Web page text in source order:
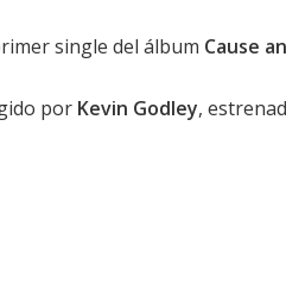
single del álbum Cause
por Kevin Godley,